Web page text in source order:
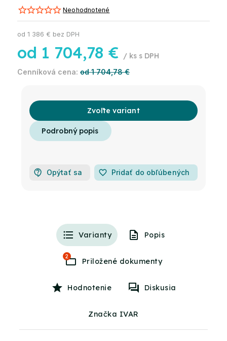
Neohodnotené
od 1 704,78 €
od 1 704,78 € / ks
od 1 386 € bez DPH
Zvoľte variant
Opýtať sa favorite_border Pridať do obľúbených
Varianty Popis
2
Hodnotenie Diskusia
Značka IVAR